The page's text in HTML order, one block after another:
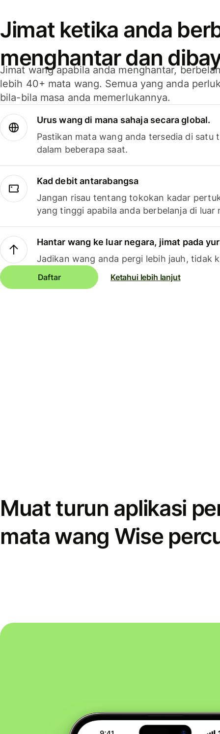
Jimat ketika anda
menghantar dan
Jimat wang apabila anda menghantar,
lebih 40+ mata wang. Semua yang anda
bila-bila masa anda memerlukannya.
Urus wang di mana sahaja secara global.
Pastikan mata wang anda tersedia di satu
dalam beberapa saat.
Kad debit antarabangsa
Jangan risau tentang tokokan kadar
yang tinggi apabila anda berbelanja di luar
Hantar wang ke luar negara, jimat pada
Jadikan wang anda pergi lebih jauh, tidak
Daftar Ketahui lebih lanjut
Muat turun aplikasi
mata wang Wise